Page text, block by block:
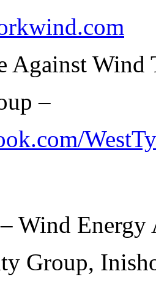
Against Wind
–
Wind Energy
Group,